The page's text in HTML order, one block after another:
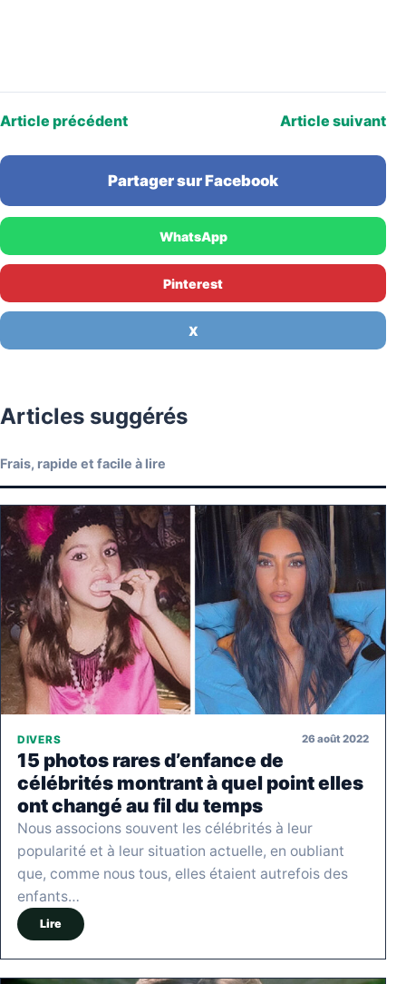
Article précédent Article suivant
Partager sur Facebook
WhatsApp
Pinterest
X
Articles suggérés
Frais, rapide et facile à lire
DIVERS 26 août 2022
15 photos rares d’enfance de
célébrités montrant à quel point elles
ont changé au fil du temps
Nous associons souvent les célébrités à leur
popularité et à leur situation actuelle, en oubliant
que, comme nous tous, elles étaient autrefois des
enfants…
Lire